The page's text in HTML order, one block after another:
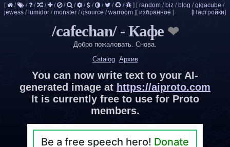
[ / / / / / / / / / / / / ] [random / biz / blog /gigacube /
jewess / lumidor /monster /qsource /warroom ] [Настройки]
[ избранное ]
/cafechan/ - Кафе
Добро пожаловать. Снова.
Catalog
You can now write text to your AI-
generated image at https://aiproto.com
It is currently free to use for Proto
members.